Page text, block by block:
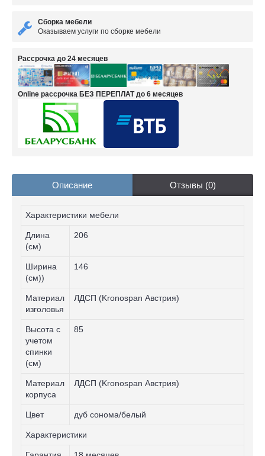
Сборка мебели
Оказываем услуги по сборке мебели
Рассрочка до 24 месяцев
Online рассрочка БЕЗ ПЕРЕПЛАТ до 6 месяцев
Описание Отзывы (0)
Характеристики мебели
Длина
(см)
206
Ширина
(см))
146
Материал
изголовья
ЛДСП (Kronospan Австрия)
Высота с
учетом
спинки
(см)
85
Материал
корпуса
ЛДСП (Kronospan Австрия)
Цвет дуб сонома/белый
Характеристики